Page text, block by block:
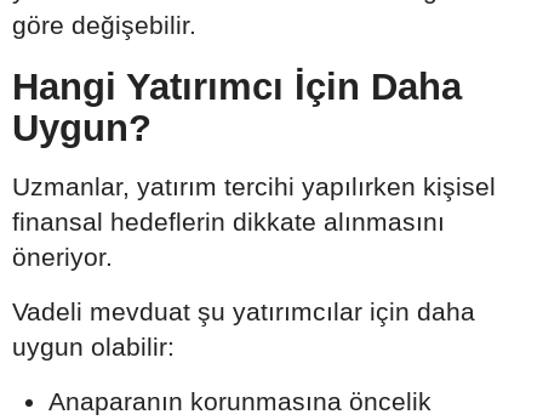
göre değişebilir.
Hangi Yatırımcı İçin Daha
Uygun?
Uzmanlar, yatırım tercihi yapılırken kişisel
finansal hedeflerin dikkate alınmasını
öneriyor.
Vadeli mevduat şu yatırımcılar için daha
uygun olabilir:
Anaparanın korunmasına öncelik